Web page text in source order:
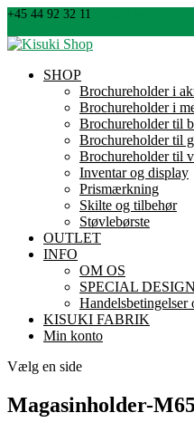
+45 44 92 32 11
SHOP
Brochureholder i
Brochureholder i
Brochureholder til
Brochureholder til
Brochureholder til
Inventar og display
Prismærkning
Skilte og tilbehør
Støvlebørste
OUTLET
INFO
OM OS
SPECIAL DESIGN
Handelsbetingelser
KISUKI FABRIK
Min konto
Vælg en side
Magasinholder-